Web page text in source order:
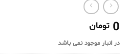
0 تومان
در انبار موجود نمی باشد